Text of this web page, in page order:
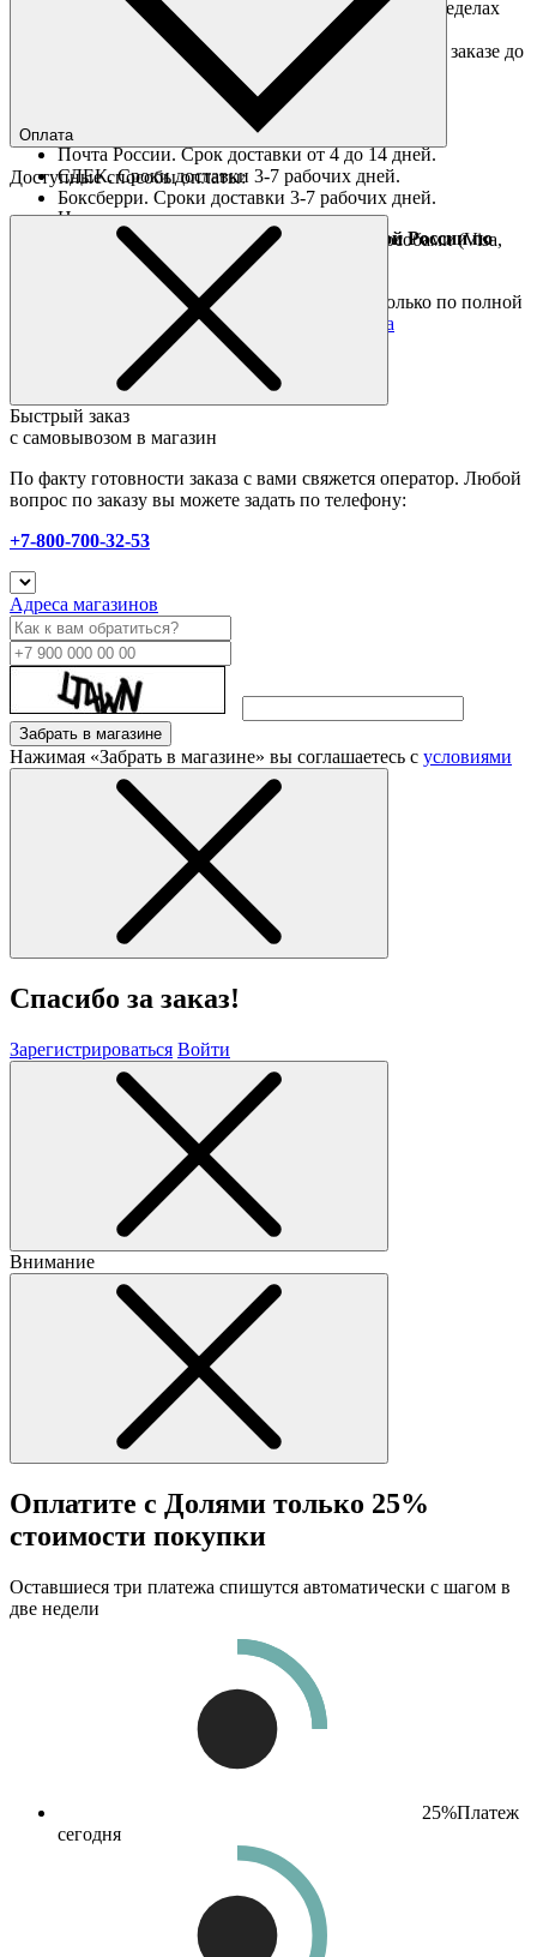
Доставка курьером в интервал 13:00-20:00 в пределах
МКАД 350 руб.
Доставка "день в день" в пределах МКАД (при заказе до
Ориентировочные сроки доставки по России
Почта России. Срок доставки от 4 до 14 дней.
СДЕК. Сроки доставки 3-7 рабочих дней.
Боксберри. Сроки доставки 3-7 рабочих дней.
Доставка за границу осуществляется Почтой России по
полной предоплате
Подробные условия
Оплата
Доступные способы оплаты:
Наличными при получении
Оплата он-лайн всеми популярными способами (Visa,
Mastercard и тд.)
Товары со скидкой отправляются по России только по полной
предоплате. Все подробности в разделе
оплата
Быстрый заказ
с самовывозом в магазин
По факту готовности заказа с вами свяжется оператор. Любой
вопрос по заказу вы можете задать по телефону:
+7-800-700-32-53
Адреса магазинов
Забрать в магазине
Нажимая «Забрать в магазине» вы соглашаетесь с условиями
Спасибо за заказ!
Зарегистрироваться Войти
Внимание
Оплатите с Долями только 25%
стоимости покупки
Оставшиеся три платежа спишутся автоматически с шагом в
две недели
25%Платеж
сегодня